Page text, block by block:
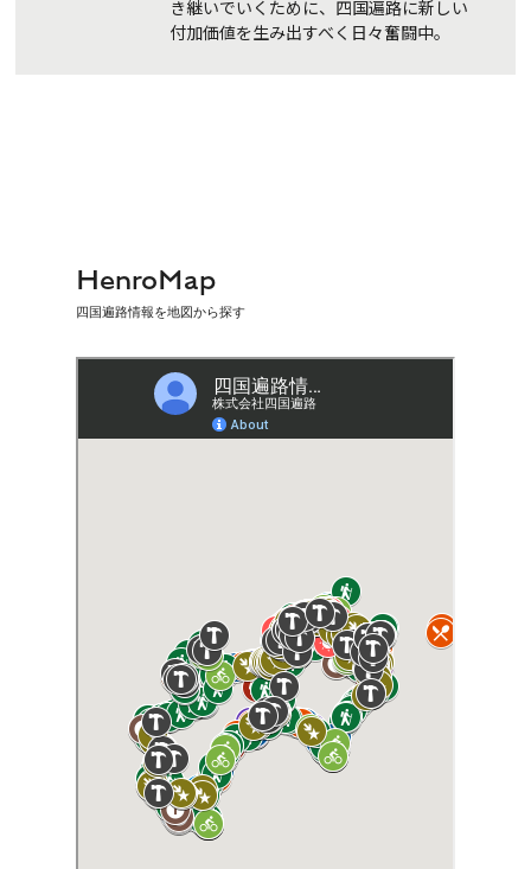
き継いでいくために、四国遍路に新しい
付加価値を生み出すべく日々奮闘中。
HenroMap
四国遍路情報を地図から探す